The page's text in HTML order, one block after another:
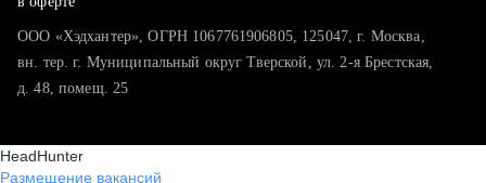
ООО «Хэдхантер», ОГРН 1067761906805, 125047, г. Москва,
вн. тер. г. Муниципальный округ Тверской, ул. 2-я Брестская,
д. 48, помещ. 25
HeadHunter
Размещение вакансий